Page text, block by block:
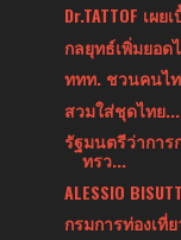
Dr.TATTOF เผ
กลยุทธ์เพิ่มยอด
ททท. ชวนคนไท
สวมใส่ชุดไทย
รัฐมนตรีว่ากา
ทรว...
ALESSIO
กรมการท่องเที่